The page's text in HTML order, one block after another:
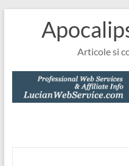
Articole si